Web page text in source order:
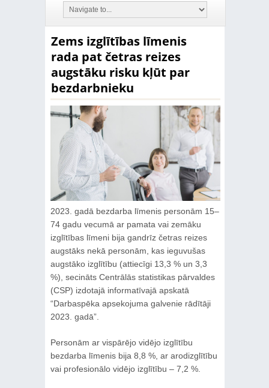
Zems izglītības līmenis
rada pat četras reizes
augstāku risku kļūt par
bezdarbnieku
2023. gadā bezdarba līmenis personām 15–
74 gadu vecumā ar pamata vai zemāku
izglītības līmeni bija gandrīz četras reizes
augstāks nekā personām, kas ieguvušas
augstāko izglītību (attiecīgi 13,3 % un 3,3
%), secināts Centrālās statistikas pārvaldes
(CSP) izdotajā informatīvajā apskatā
“Darbaspēka apsekojuma galvenie rādītāji
2023. gadā”.
Personām ar vispārējo vidējo izglītību
bezdarba līmenis bija 8,8 %, ar arodizglītību
vai profesionālo vidējo izglītību – 7,2 %.